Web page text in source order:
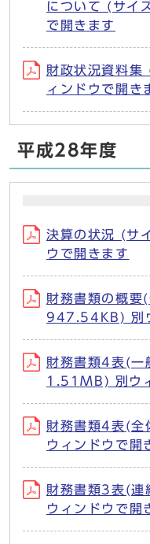
について (サイ
で開きます
財政状況資料
ィンドウで開き
平成28年度
決算の状況 (サ
ウで開きます
財務書類の概要
947.54KB) 別
財務書類4表(一
1.51MB) 別ウ
財務書類4表(
ウィンドウで開
財務書類3表(
ウィンドウで開